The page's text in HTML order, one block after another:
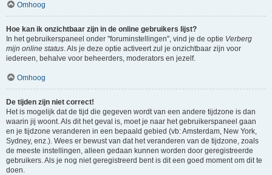
Omhoog
Hoe kan ik onzichtbaar zijn in de online gebruikers lijst?
In het gebruikerspaneel onder "foruminstellingen", vind je de optie Verberg
mijn online status. Als je deze optie activeert zul je onzichtbaar zijn voor
iedereen, behalve voor beheerders, moderators en jezelf.
Omhoog
De tijden zijn niet correct!
Het is mogelijk dat de tijd die gegeven wordt van een andere tijdzone is dan
waarin jij woont. Als dit het geval is, moet je naar het gebruikerspaneel gaan
en je tijdzone veranderen in een bepaald gebied (vb: Amsterdam, New York,
Sydney, enz.). Wees er bewust van dat het veranderen van de tijdzone, zoals
de meeste instellingen, alleen gedaan kunnen worden door geregistreerde
gebruikers. Als je nog niet geregistreerd bent is dit een goed moment om dit te
doen.